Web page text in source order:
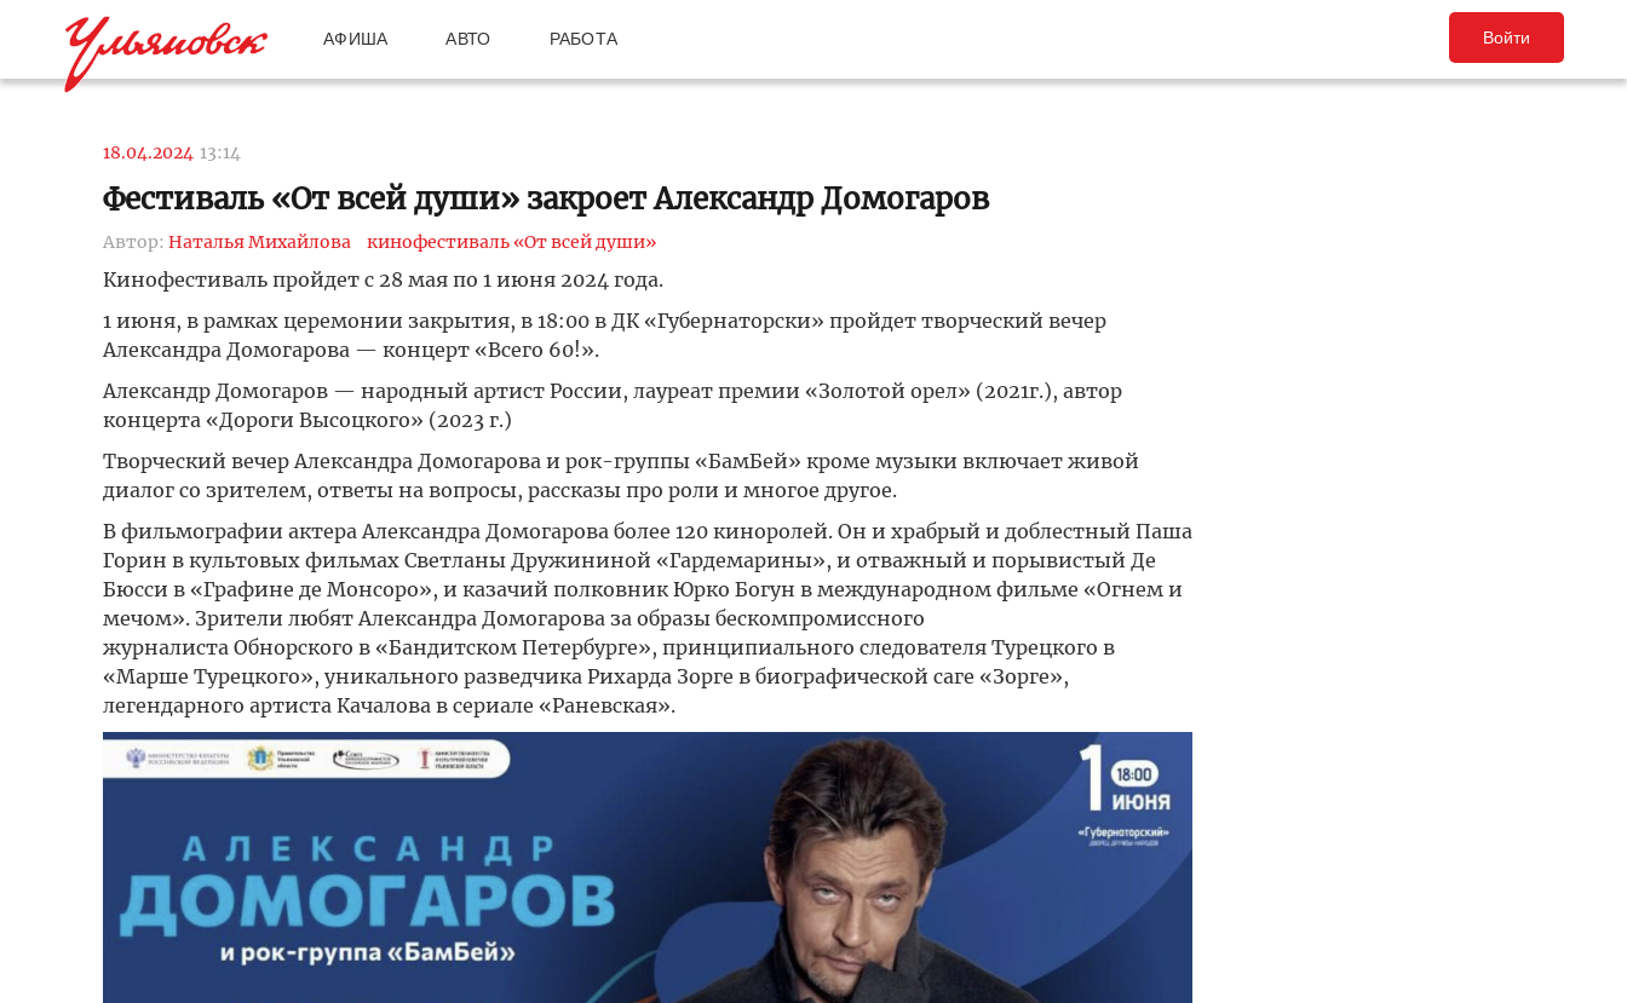
АФИША АВТО РАБОТА Войти
18.04.2024 13:14
Фестиваль «От всей души» закроет Александр Домогаров
Автор: Наталья Михайлова кинофестиваль «От всей души»
Кинофестиваль пройдет с 28 мая по 1 июня 2024 года.
1 июня, в рамках церемонии закрытия, в 18:00 в ДК «Губернаторски» пройдет творческий вечер
Александра Домогарова — концерт «Всего 60!».
Александр Домогаров — народный артист России, лауреат премии «Золотой орел» (2021г.), автор
концерта «Дороги Высоцкого» (2023 г.)
Творческий вечер Александра Домогарова и рок-группы «БамБей» кроме музыки включает живой
диалог со зрителем, ответы на вопросы, рассказы про роли и многое другое.
В фильмографии актера Александра Домогарова более 120 киноролей. Он и храбрый и доблестный Паша
Горин в культовых фильмах Светланы Дружининой «Гардемарины», и отважный и порывистый Де
Бюсси в «Графине де Монсоро», и казачий полковник Юрко Богун в международном фильме «Огнем и
мечом». Зрители любят Александра Домогарова за образы бескомпромиссного
журналиста Обнорского в «Бандитском Петербурге», принципиального следователя Турецкого в
«Марше Турецкого», уникального разведчика Рихарда Зорге в биографической саге «Зорге»,
легендарного артиста Качалова в сериале «Раневская».